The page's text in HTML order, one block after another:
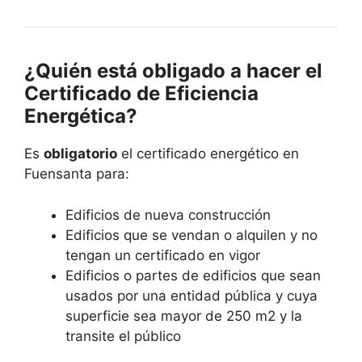
¿Quién está obligado a hacer el
Certificado de Eficiencia
Energética?
Es obligatorio el certificado energético en
Fuensanta para:
Edificios de nueva construcción
Edificios que se vendan o alquilen y no
tengan un certificado en vigor
Edificios o partes de edificios que sean
usados por una entidad pública y cuya
superficie sea mayor de 250 m2 y la
transite el público